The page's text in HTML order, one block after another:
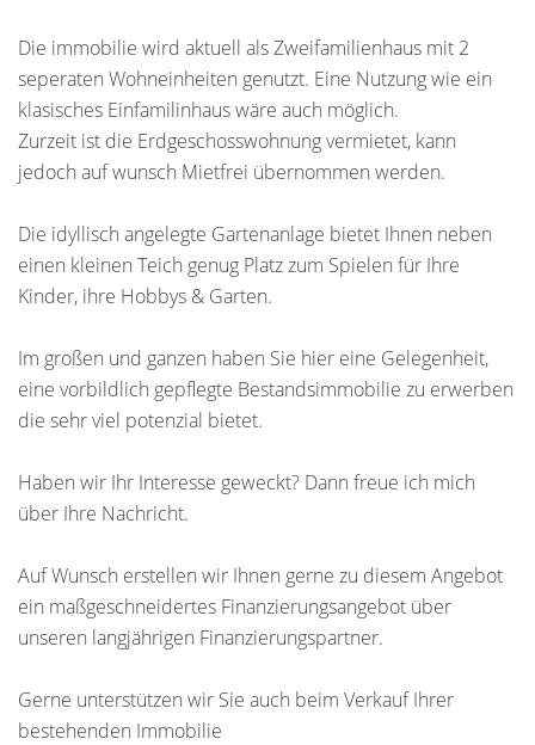
Die immobilie wird aktuell als Zweifamilienhaus mit 2
seperaten Wohneinheiten genutzt. Eine Nutzung wie ein
klasisches Einfamilinhaus wäre auch möglich.
Zurzeit ist die Erdgeschosswohnung vermietet, kann
jedoch auf wunsch Mietfrei übernommen werden.
Die idyllisch angelegte Gartenanlage bietet Ihnen neben
einen kleinen Teich genug Platz zum Spielen für Ihre
Kinder, ihre Hobbys & Garten.
Im großen und ganzen haben Sie hier eine Gelegenheit,
eine vorbildlich gepflegte Bestandsimmobilie zu erwerben
die sehr viel potenzial bietet.
Haben wir Ihr Interesse geweckt? Dann freue ich mich
über Ihre Nachricht.
Auf Wunsch erstellen wir Ihnen gerne zu diesem Angebot
ein maßgeschneidertes Finanzierungsangebot über
unseren langjährigen Finanzierungspartner.
Gerne unterstützen wir Sie auch beim Verkauf Ihrer
bestehenden Immobilie